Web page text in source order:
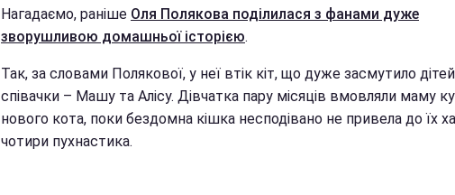
Нагадаємо, раніше Оля Полякова поділилася з фанами дуже
зворушливою домашньої історією.
Так, за словами Полякової, у неї втік кіт, що дуже засмутило дітей
співачки – Машу та Алісу. Дівчатка пару місяців вмовляли маму
нового кота, поки бездомна кішка несподівано не привела до їх
чотири пухнастика.